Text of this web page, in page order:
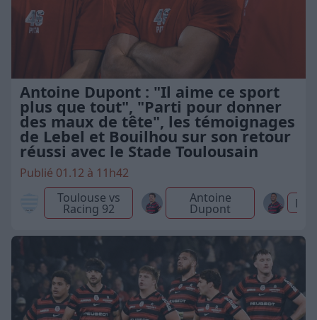
Antoine Dupont : "Il aime ce sport
plus que tout", "Parti pour donner
des maux de tête", les témoignages
de Lebel et Bouilhou sur son retour
réussi avec le Stade Toulousain
Publié 01.12 à 11h42
Toulouse vs
Racing 92
Antoine
Dupont